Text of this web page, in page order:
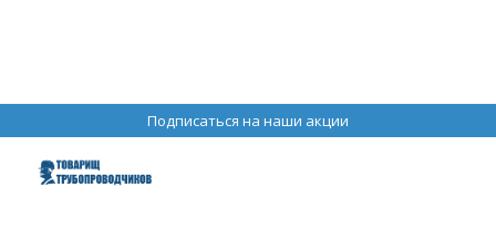
Подписаться на наши акции